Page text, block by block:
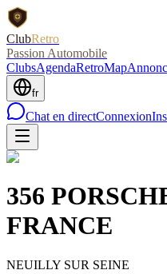
ClubRetro
Passion Automobile
ClubsAgendaRetroMap
fr
Chat en directConnexion
356
FRANCE
NEUILLY SUR SEINE